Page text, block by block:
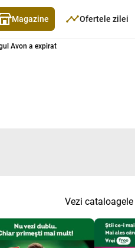
Magazine Ofertele zilei
- Catalogul
Avon a expirat
Vezi